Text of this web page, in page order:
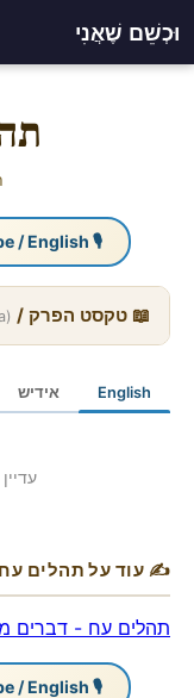
וּכְשֵׁם שֶׁאֲנִי
🎙 Subscribe / English
📖 טקסט הפרק / Chapter Text
English אידיש
✍ עוד על תהלים עח
תהלים עח - דברים
🎙 Subscribe / English